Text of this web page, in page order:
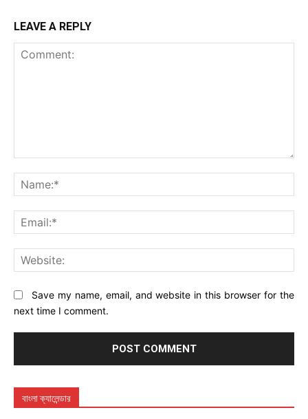
LEAVE A REPLY
Save my name, email, and website in this browser for the
next time I comment.
বাংলা ক্যালেন্ডার